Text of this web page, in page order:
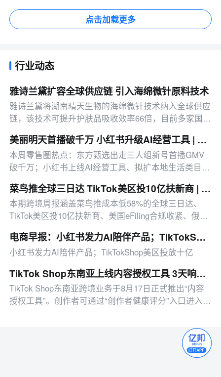
点击加载更多
行业动态
雅诗兰黛扩容全球供应链 引入海绵微针原料技术
雅诗兰黛将湖南晴天生物的海绵微针技术纳入全球供应
链，该技术可提升护肤品吸收效率66倍，目前多家国际
美丽明天首播破千万 小红书升级AI经营工具 | 邦小白零售周报
本周零售圈热点：东方甄选出走三人组新号首播GMV
破千万；小红书上线AI经营工具、拟扩本地生活类目；
菜鸟推全球三日达 TikTok美区投10亿扶新商 | 邦小白跨境周报
本期跨境周报涵盖菜鸟推成本低58%的全球三日达、
TikTok美区投10亿扶新商、美国eFiling合规收紧、俄电
趋势。
电商早报：小红书发力AI陪伴产品；TikTokShop美区投放十亿
小红书发力AI陪伴产品；TikTokShop美区投放十亿
TikTok Shop东南亚上线内容授权工具 3天响应机制助力非原创内容合规处理
TikTok Shop东南亚跨境业务于8月17日正式推出“内容
授权工具”。创作者可通过“创作者健康评分”入口进入该